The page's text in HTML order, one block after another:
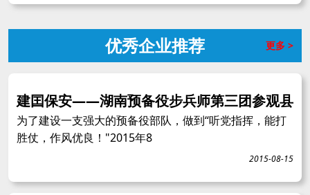
优秀企业推荐 更多 >
建囯保安——湖南预备役步兵师第三团参观县
为了建设一支强大的预备役部队，做到“听党指挥，能打
胜仗，作风优良！"2015年8
2015-08-15